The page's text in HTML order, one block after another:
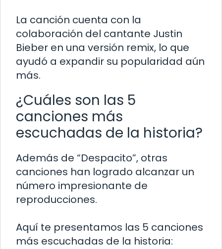
La canción cuenta con la
colaboración del cantante Justin
Bieber en una versión remix, lo que
ayudó a expandir su popularidad aún
más.
¿Cuáles son las 5
canciones más
escuchadas de la historia?
Además de “Despacito”, otras
canciones han logrado alcanzar un
número impresionante de
reproducciones.
Aquí te presentamos las 5 canciones
más escuchadas de la historia: